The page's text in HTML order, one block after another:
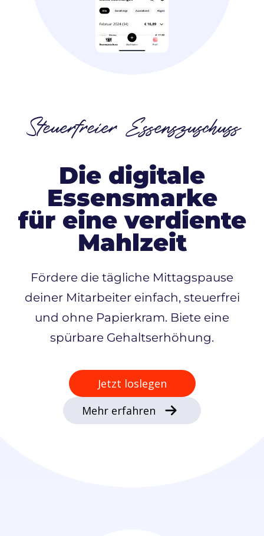
Steuerfreier Essenszuschuss
Die digitale
Essensmarke
für eine verdiente
Mahlzeit
Fördere die tägliche Mittagspause
deiner Mitarbeiter einfach, steuerfrei
und ohne Papierkram. Biete eine
spürbare Gehaltserhöhung.
Jetzt loslegen
Mehr erfahren